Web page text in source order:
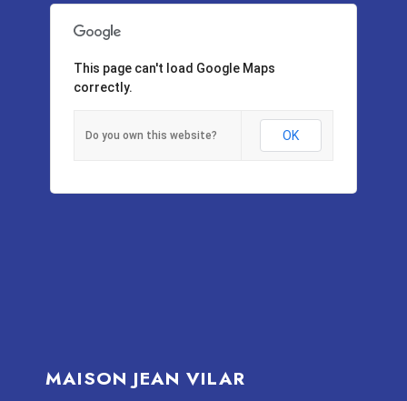
This page can't load Google Maps
correctly.
Do you own this website? OK
MAISON JEAN VILAR